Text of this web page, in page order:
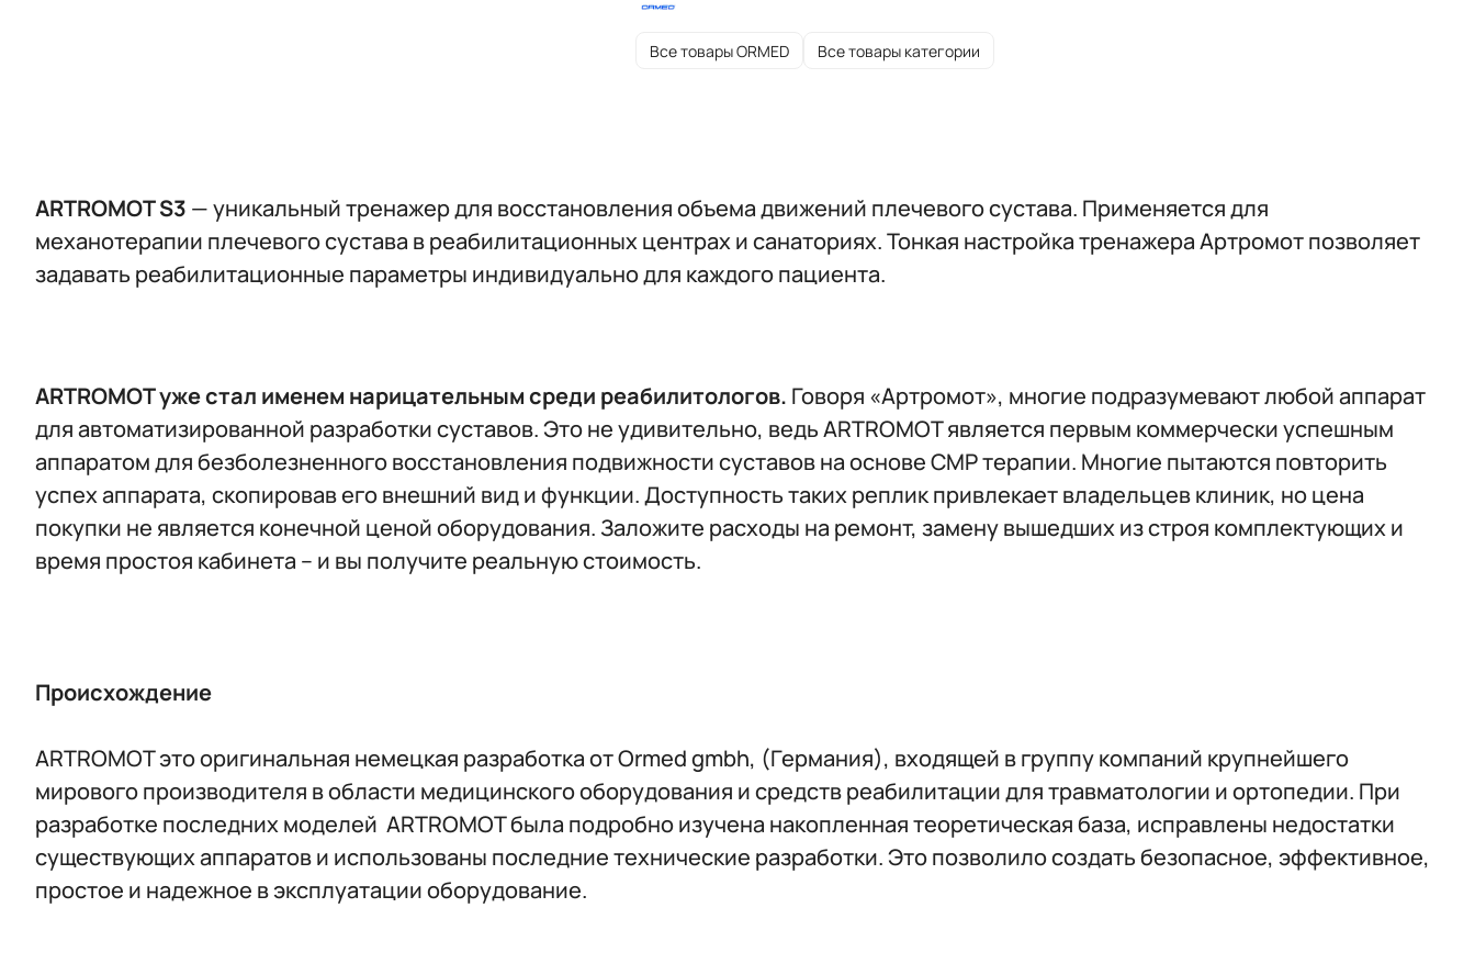
Все товары ORMED Все товары категории
ARTROMOT S3 — уникальный тренажер для восстановления объема движений плечевого сустава. Применяется для
механотерапии плечевого сустава в реабилитационных центрах и санаториях. Тонкая настройка тренажера Артромот позволяет
задавать реабилитационные параметры индивидуально для каждого пациента.
ARTROMOT уже стал именем нарицательным среди реабилитологов. Говоря «Артромот», многие подразумевают любой аппарат
для автоматизированной разработки суставов. Это не удивительно, ведь ARTROMOT является первым коммерчески успешным
аппаратом для безболезненного восстановления подвижности суставов на основе CMP терапии. Многие пытаются повторить
успех аппарата, скопировав его внешний вид и функции. Доступность таких реплик привлекает владельцев клиник, но цена
покупки не является конечной ценой оборудования. Заложите расходы на ремонт, замену вышедших из строя комплектующих и
время простоя кабинета – и вы получите реальную стоимость.
Происхождение
ARTROMOT это оригинальная немецкая разработка от Ormed gmbh, (Германия), входящей в группу компаний крупнейшего
мирового производителя в области медицинского оборудования и средств реабилитации для травматологии и ортопедии. При
разработке последних моделей ARTROMOT была подробно изучена накопленная теоретическая база, исправлены недостатки
существующих аппаратов и использованы последние технические разработки. Это позволило создать безопасное, эффективное,
простое и надежное в эксплуатации оборудование.